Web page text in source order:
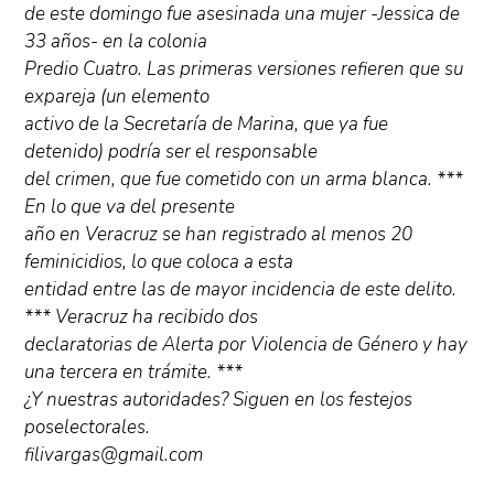
de este domingo fue asesinada una mujer -Jessica de
33 años- en la colonia
Predio Cuatro. Las primeras versiones refieren que su
expareja (un elemento
activo de la Secretaría de Marina, que ya fue
detenido) podría ser el responsable
del crimen, que fue cometido con un arma blanca. ***
En lo que va del presente
año en Veracruz se han registrado al menos 20
feminicidios, lo que coloca a esta
entidad entre las de mayor incidencia de este delito.
*** Veracruz ha recibido dos
declaratorias de Alerta por Violencia de Género y hay
una tercera en trámite. ***
¿Y nuestras autoridades? Siguen en los festejos
poselectorales.
filivargas@gmail.com